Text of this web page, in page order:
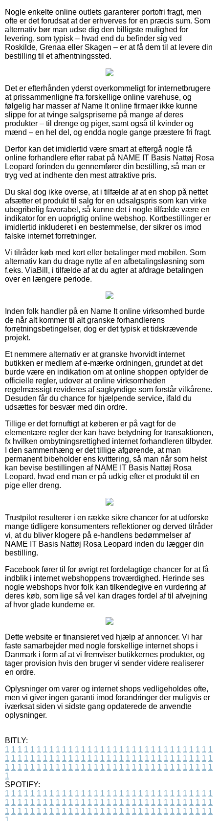
Nogle enkelte online outlets garanterer portofri fragt, men
ofte er det forudsat at der erhverves for en præcis sum. Som
alternativ bør man udse dig den billigste mulighed for
levering, som typisk – hvad end du befinder sig ved
Roskilde, Grenaa eller Skagen – er at få dem til at levere din
bestilling til et afhentningssted.
Det er efterhånden yderst overkommeligt for internetbrugere
at prissammenligne fra forskellige online varehuse, og
følgelig har masser af Name It online firmaer ikke kunne
slippe for at tvinge salgspriserne på mange af deres
produkter – til drenge og piger, samt også til kvinder og
mænd – en hel del, og endda nogle gange præstere fri fragt.
Derfor kan det imidlertid være smart at eftergå nogle få
online forhandlere efter rabat på NAME IT Basis Nattøj Rosa
Leopard forinden du gennemfører din bestilling, så man er
tryg ved at indhente den mest attraktive pris.
Du skal dog ikke overse, at i tilfælde af at en shop på nettet
afsætter et produkt til salg for en udsalgspris som kan virke
ubegribelig favorabel, så kunne det i nogle tilfælde være en
indikator for en uoprigtig online webshop. Kortbestillinger er
imidlertid inkluderet i en bestemmelse, der sikrer os imod
falske internet forretninger.
Vi tilråder køb med kort eller betalinger med mobilen. Som
alternativ kan du drage nytte af en afbetalingsløsning som
f.eks. ViaBill, i tilfælde af at du agter at afdrage betalingen
over en længere periode.
Inden folk handler på en Name It online virksomhed burde
de når alt kommer til alt granske forhandlerens
forretningsbetingelser, dog er det typisk et tidskrævende
projekt.
Et nemmere alternativ er at granske hvorvidt internet
butikken er medlem af e-mærke ordningen, grundet at det
burde være en indikation om at online shoppen opfylder de
officielle regler, udover at online virksomheden
regelmæssigt revideres af sagkyndige som forstår vilkårene.
Desuden får du chance for hjælpende service, ifald du
udsættes for besvær med din ordre.
Tillige er det fornuftigt at køberen er på vagt for de
elementære regler der kan have betydning for transaktionen,
fx hvilken ombytningsrettighed internet forhandleren tilbyder.
I den sammenhæng er det tillige afgørende, at man
permanent bibeholder ens kvittering, så man når som helst
kan bevise bestillingen af NAME IT Basis Nattøj Rosa
Leopard, hvad end man er på udkig efter et produkt til en
pige eller dreng.
Trustpilot resulterer i en række sikre chancer for at udforske
mange tidligere konsumenters reflektioner og derved tilråder
vi, at du bliver klogere på e-handlens bedømmelser af
NAME IT Basis Nattøj Rosa Leopard inden du lægger din
bestilling.
Facebook fører til for øvrigt ret fordelagtige chancer for at få
indblik i internet webshoppens troværdighed. Herinde ses
nogle webshops hvor folk kan tilkendegive en vurdering af
deres køb, som lige så vel kan drages fordel af til afvejning
af hvor glade kunderne er.
Dette website er finansieret ved hjælp af annoncer. Vi har
faste samarbejder med nogle forskellige internet shops i
Danmark i form af at vi fremviser butikkernes produkter, og
tager provision hvis den bruger vi sender videre realiserer
en ordre.
Oplysninger om varer og internet shops vedligeholdes ofte,
men vi giver ingen garanti imod forandringer der muligvis er
iværksat siden vi sidste gang opdaterede de anvendte
oplysninger.
BITLY:
1 1 1 1 1 1 1 1 1 1 1 1 1 1 1 1 1 1 1 1 1 1 1 1 1 1 1 1 1 1 1 1 1
1 1 1 1 1 1 1 1 1 1 1 1 1 1 1 1 1 1 1 1 1 1 1 1 1 1 1 1 1 1 1 1 1
1 1 1 1 1 1 1 1 1 1 1 1 1 1 1 1 1 1 1 1 1 1 1 1 1 1 1 1 1 1 1 1 1
1
SPOTIFY:
1 1 1 1 1 1 1 1 1 1 1 1 1 1 1 1 1 1 1 1 1 1 1 1 1 1 1 1 1 1 1 1 1
1 1 1 1 1 1 1 1 1 1 1 1 1 1 1 1 1 1 1 1 1 1 1 1 1 1 1 1 1 1 1 1 1
1 1 1 1 1 1 1 1 1 1 1 1 1 1 1 1 1 1 1 1 1 1 1 1 1 1 1 1 1 1 1 1 1